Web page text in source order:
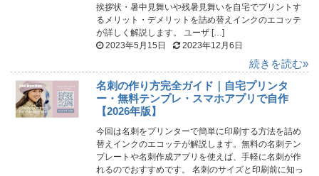
挨拶状・暑中見舞いや残暑見舞いを自宅でプリントす
るメリット・デメリットを詰め替えインクのエコッテ
が詳しく解説します。 ユーザ […]
2023年5月15日
2023年12月6日
続きを読む»
名刺の作り方完全ガイド｜自宅プリンタ
ー・無料テンプレ・スマホアプリで自作
【2026年版】
今回は名刺をプリンターで簡単に印刷する方法を詰め
替えインクのエコッテが解説します。無料の名刺テン
プレートや名刺作成アプリを使えば、手軽に名刺が作
れるのでおすすめです。 名刺のサイズと印刷前に知っ